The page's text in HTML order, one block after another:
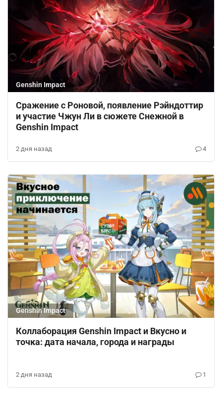
Genshin Impact
Сражение с Роновой, появление Рэйндоттир
и участие Чжун Ли в сюжете Снежной в
Genshin Impact
2 дня назад 4
Genshin Impact
Коллаборация Genshin Impact и Вкусно и
точка: дата начала, города и награды
2 дня назад 1